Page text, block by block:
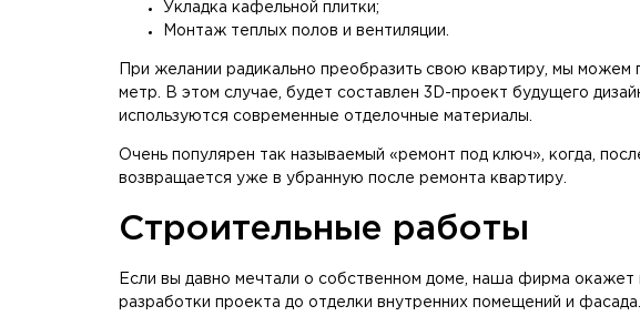
Укладка кафельной плитки;
Монтаж теплых полов и вентиляции.
При желании радикально преобразить свою квартиру, мы
метр. В этом случае, будет составлен 3D-проект будущего
используются современные отделочные материалы.
Очень популярен так называемый «ремонт под ключ», когда,
возвращается уже в убранную после ремонта квартиру.
Строительные работы
Если вы давно мечтали о собственном доме, наша фирма
разработки проекта до отделки внутренних помещений и фасада.